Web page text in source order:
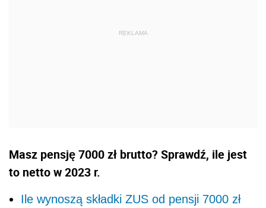
Masz pensję 7000 zł brutto? Sprawdź, ile jest
to netto w 2023 r.
Ile wynoszą składki ZUS od pensji 7000 zł